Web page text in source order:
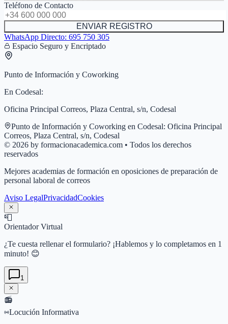
Teléfono de Contacto
ENVIAR REGISTRO
WhatsApp Directo: 695 750 305
Espacio Seguro y Encriptado
Punto de Información y Coworking
En Codesal:
Oficina Principal Correos, Plaza Central, s/n, Codesal
Punto de Información y Coworking en Codesal: Oficina Principal
Correos, Plaza Central, s/n, Codesal
© 2026 by formacionacademica.com • Todos los derechos
reservados
Mejores academias de formación en oposiciones de preparación de
personal laboral de correos
Aviso LegalPrivacidadCookies
📮
Orientador Virtual
¿Te cuesta rellenar el formulario? ¡Hablemos y lo completamos en 1
minuto! 😊
1
📻
Locución Informativa